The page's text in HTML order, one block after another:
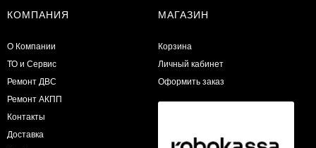
КОМПАНИЯ
О Компании
ТО и Сервис
​Ремонт ДВС
Ремонт АКПП
Контакты
Доставка
МАГАЗИН
Корзина
Личный кабинет
Оформить заказ